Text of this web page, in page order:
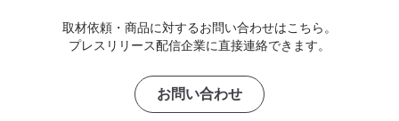
取材依頼・商品に対するお問い合わせはこちら。
プレスリリース配信企業に直接連絡できます。
お問い合わせ